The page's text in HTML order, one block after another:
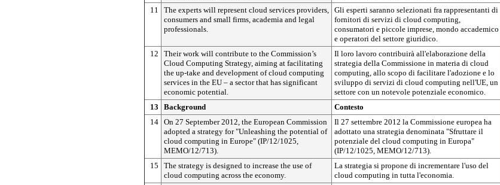
11
The experts will represent cloud services providers,
consumers and small firms, academia and legal
professionals.
Gli esperti saranno selezionati fra rappresentanti di
fornitori di servizi di cloud computing,
consumatori e piccole imprese, mondo accademico
e operatori del settore giuridico.
12
Their work will contribute to the Commission’s
Cloud Computing Strategy, aiming at facilitating
the up-take and development of cloud computing
services in the EU – a sector that has significant
economic potential.
Il loro lavoro contribuirà all'elaborazione della
strategia della Commissione in materia di cloud
computing, allo scopo di facilitare l'adozione e lo
sviluppo di servizi di cloud computing nell'UE, un
settore con un notevole potenziale economico.
13
Background
Contesto
14 On 27 September 2012, the European Commission
adopted a strategy for "Unleashing the potential of
cloud computing in Europe" (IP/12/1025,
MEMO/12/713).
Il 27 settembre 2012 la Commissione europea ha
adottato una strategia denominata "Sfruttare il
potenziale del cloud computing in Europa"
(IP/12/1025, MEMO/12/713).
15
The strategy is designed to increase the use of
cloud computing across the economy.
La strategia si propone di incrementare l'uso del
cloud computing in tutta l'economia.